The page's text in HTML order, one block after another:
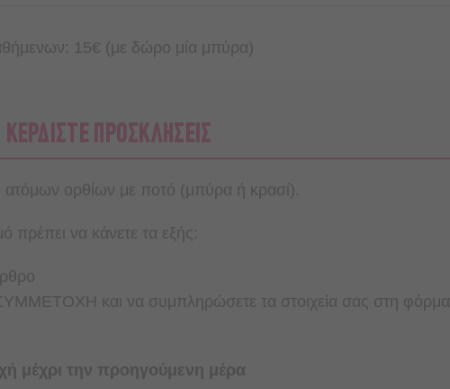
15€ (με δώρο μία μπύρα)
ΚΕΡΔΙΣΤΕ ΠΡΟΣΚΛΗΣΕΙΣ
ορθίων με ποτό (μπύρα ή κρασί).
πρέπει να κάνετε τα εξής:
και να συμπληρώσετε τα στοιχεία σας στη φόρμα
μέχρι την προηγούμενη μέρα